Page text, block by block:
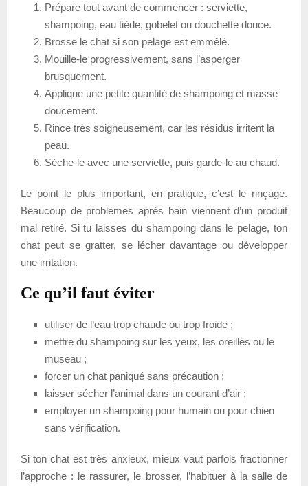
Prépare tout avant de commencer : serviette,
shampoing, eau tiède, gobelet ou douchette douce.
Brosse le chat si son pelage est emmêlé.
Mouille-le progressivement, sans l’asperger
brusquement.
Applique une petite quantité de shampoing et masse
doucement.
Rince très soigneusement, car les résidus irritent la
peau.
Sèche-le avec une serviette, puis garde-le au chaud.
Le point le plus important, en pratique, c’est le rinçage.
Beaucoup de problèmes après bain viennent d’un produit
mal retiré. Si tu laisses du shampoing dans le pelage, ton
chat peut se gratter, se lécher davantage ou développer
une irritation.
Ce qu’il faut éviter
utiliser de l’eau trop chaude ou trop froide ;
mettre du shampoing sur les yeux, les oreilles ou le
museau ;
forcer un chat paniqué sans précaution ;
laisser sécher l’animal dans un courant d’air ;
employer un shampoing pour humain ou pour chien
sans vérification.
Si ton chat est très anxieux, mieux vaut parfois fractionner
l’approche : le rassurer, le brosser, l’habituer à la salle de